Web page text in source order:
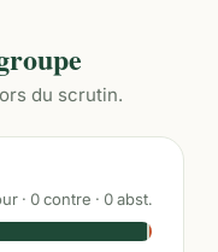
du scrutin.
· 0contre · 0abst.